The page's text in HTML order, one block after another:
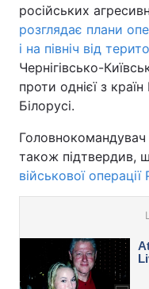
російських
розглядає плани
і на північ від
Чернігівсько-
проти однієї з
Білорусі.
також підтвердив,
військової